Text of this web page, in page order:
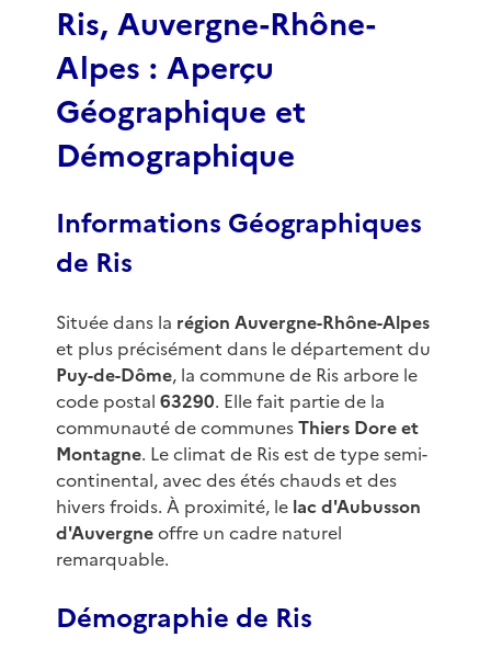
Ris, Auvergne-Rhône-
Alpes : Aperçu
Géographique et
Démographique
Informations Géographiques
de Ris
Située dans la région Auvergne-Rhône-Alpes
et plus précisément dans le département du
Puy-de-Dôme, la commune de Ris arbore le
code postal 63290. Elle fait partie de la
communauté de communesThiers Dore et
Montagne. Le climat de Ris est de type semi-
continental, avec des étés chauds et des
hivers froids. À proximité, le lac d'Aubusson
d'Auvergneoffre un cadre naturel
remarquable.
Démographie de Ris